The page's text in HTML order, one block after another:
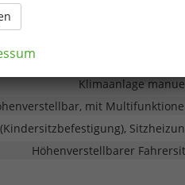
Klimaanlage
mit
Höhenverstellbarer